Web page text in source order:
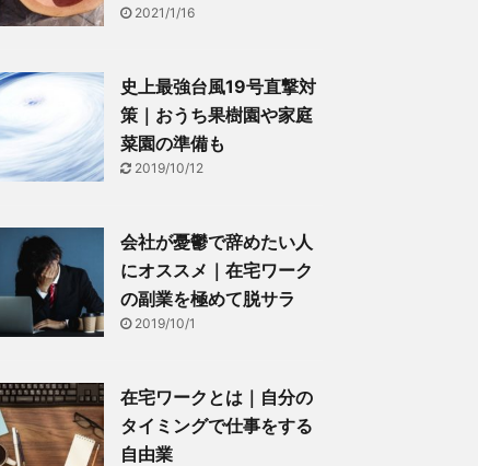
2021/1/16
史上最強台風19号直撃対
策｜おうち果樹園や家庭
菜園の準備も
2019/10/12
会社が憂鬱で辞めたい人
にオススメ｜在宅ワーク
の副業を極めて脱サラ
2019/10/1
在宅ワークとは｜自分の
タイミングで仕事をする
自由業